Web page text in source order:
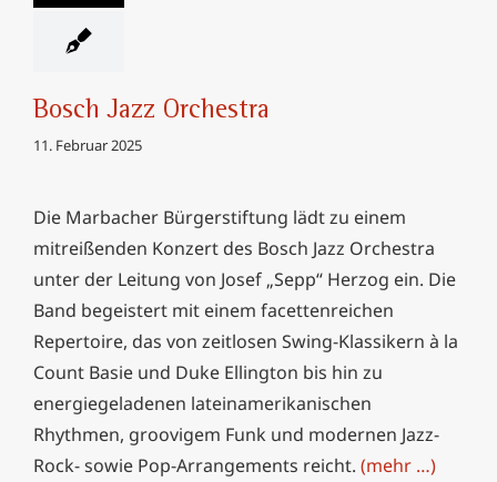
Bosch Jazz Orchestra
11. Februar 2025
Die Marbacher Bürgerstiftung lädt zu einem
mitreißenden Konzert des Bosch Jazz Orchestra
unter der Leitung von Josef „Sepp“ Herzog ein. Die
Band begeistert mit einem facettenreichen
Repertoire, das von zeitlosen Swing-Klassikern à la
Count Basie und Duke Ellington bis hin zu
energiegeladenen lateinamerikanischen
Rhythmen, groovigem Funk und modernen Jazz-
Rock- sowie Pop-Arrangements reicht. (mehr …)